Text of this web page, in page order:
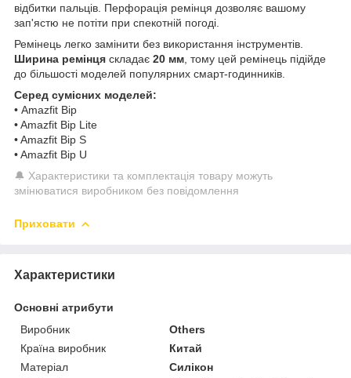
відбитки пальців. Перфорація ремінця дозволяє вашому
зап'ястю не потіти при спекотній погоді.
Ремінець легко замінити без використання інструментів.
Ширина ремінця складає 20 мм , тому цей ремінець підійде
до більшості моделей популярних смарт-годинників.
Серед сумісних моделей:
• Amazfit Bip
• Amazfit Bip Lite
• Amazfit Bip S
• Amazfit Bip U
🔔 Характеристики та комплектація товару можуть
змінюватися виробником без повідомлення
Приховати
Характеристики
Основні атрибути
Виробник
Others
Країна виробник
Китай
Матеріал
Силікон